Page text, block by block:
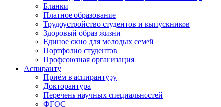
Бланки
Платное образование
Трудоустройство студентов и выпускников
Здоровый образ жизни
Единое окно для молодых семей
Портфолио студентов
Профсоюзная организация
Аспиранту
Приём в аспирантуру
Докторантура
Перечень научных специальностей
ФГОС